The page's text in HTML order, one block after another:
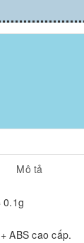
Mô tả
0.1g
ABS cao cấp.